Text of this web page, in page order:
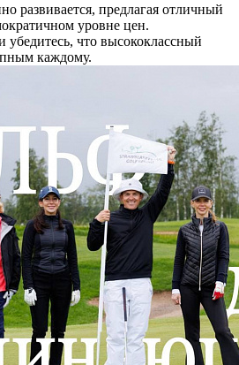
развивается, предлагая отличный
уровне цен.
убедитесь, что высококлассный
каждому.